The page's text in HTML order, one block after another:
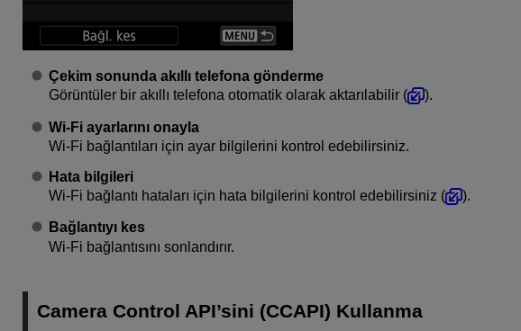
Çekim sonunda akıllı telefona gönderme
Görüntüler bir akıllı telefona otomatik olarak aktarılabilir (
).
Wi-Fi ayarlarını onayla
Wi-Fi bağlantıları için ayar bilgilerini kontrol edebilirsiniz.
Hata bilgileri
Wi-Fi bağlantı hataları için hata bilgilerini kontrol edebilirsiniz ( ).
Bağlantıyı kes
Wi-Fi bağlantısını sonlandırır.
Camera Control API’sini (CCAPI) Kullanma